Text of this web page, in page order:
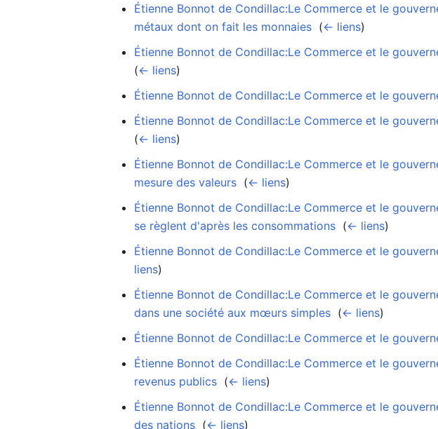
Étienne Bonnot de Condillac:Le Commerce et le
métaux dont on fait les monnaies (← liens)
Étienne Bonnot de Condillac:Le Commerce et le
(← liens)
Étienne Bonnot de Condillac:Le Commerce et le
Étienne Bonnot de Condillac:Le Commerce et le
(← liens)
Étienne Bonnot de Condillac:Le Commerce et le
mesure des valeurs (← liens)
Étienne Bonnot de Condillac:Le Commerce et le
se règlent d'après les consommations (← liens)
Étienne Bonnot de Condillac:Le Commerce et le
liens)
Étienne Bonnot de Condillac:Le Commerce et le
dans une société aux mœurs simples (← liens)
Étienne Bonnot de Condillac:Le Commerce et le
Étienne Bonnot de Condillac:Le Commerce et le
revenus publics (← liens)
Étienne Bonnot de Condillac:Le Commerce et le
des nations (← liens)